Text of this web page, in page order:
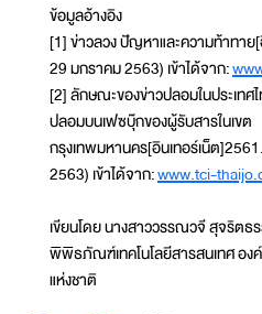
ข้อมูลอ้างอิง
[1] ข่าวลวง ปัญหาและความท้าทาย[
29 มกราคม 2563) เข้าได้จาก:
[2] ลักษณะของข่าวปลอมในประเทศ
ปลอมบนเฟซบุ๊กของผู้รับสารในเขต
กรุงเทพมหานคร[อินเทอร์เน็ต
2563) เข้าได้จาก:www.tci-
เขียนโดย นางสาววรรณวจี สุจริตธ
พิพิธภัณฑ์เทคโนโลยีสารสนเทศ
แห่งชาติ